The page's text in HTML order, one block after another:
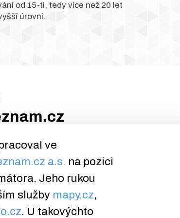
od 15-ti, tedy více než 20 let
úrovni.
ve
a.s. na pozici
Jeho rukou
služby mapy.cz,
. U takovýchto